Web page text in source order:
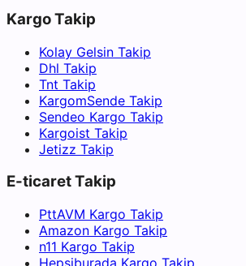
Kargo Takip
Kolay Gelsin Takip
Dhl Takip
Tnt Takip
KargomSende Takip
Sendeo Kargo Takip
Kargoist Takip
Jetizz Takip
E-ticaret Takip
PttAVM Kargo Takip
Amazon Kargo Takip
n11 Kargo Takip